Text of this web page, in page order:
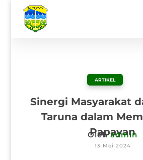
ARTIKEL
Sinergi Masyarakat
Taruna dalam
Papayan
Olehadmin
13 Mei 2024